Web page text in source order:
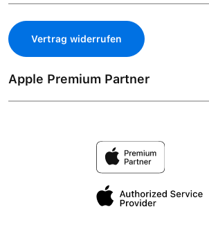
Vertrag widerrufen
Apple Premium Partner